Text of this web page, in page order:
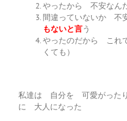
やったから 不安なん
間違っていないか 不
もないと言う
やったのだから これ
くても）
私達は 自分を 可愛がった
に 大人になった